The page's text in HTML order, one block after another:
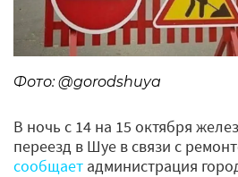
Фото: @gorodshuya
В ночь с 14 на 15 октября
переезд в Шуе в связи с
сообщает администрация